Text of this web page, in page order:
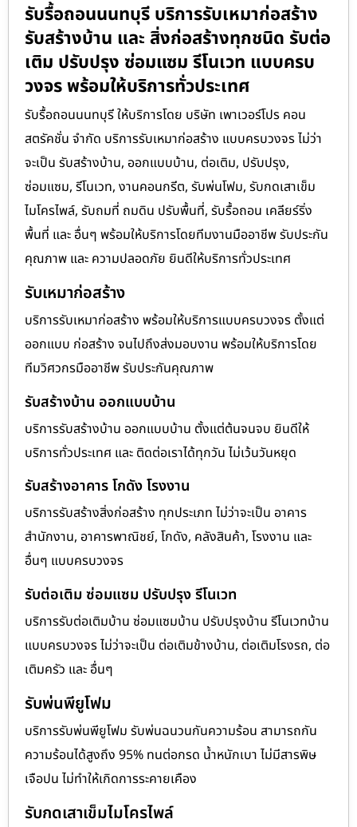
รับรื้อถอนนนทบุรี บริการรับเหมาก่อสร้าง
รับสร้างบ้าน และ สิ่งก่อสร้างทุกชนิด รับต่อ
เติม ปรับปรุง ซ่อมแซม รีโนเวท แบบครบ
วงจร พร้อมให้บริการทั่วประเทศ
รับรื้อถอนนนทบุรี ให้บริการโดย บริษัท เพาเวอร์โปร คอน
สตรัคชั่น จำกัด บริการรับเหมาก่อสร้าง แบบครบวงจร ไม่ว่า
จะเป็น รับสร้างบ้าน, ออกแบบบ้าน, ต่อเติม, ปรับปรุง,
ซ่อมแซม, รีโนเวท, งานคอนกรีต, รับพ่นโฟม, รับกดเสาเข็ม
ไมโครไพล์, รับถมที่ ถมดิน ปรับพื้นที่, รับรื้อถอน เคลียร์ริ่ง
พื้นที่ และ อื่นๆ พร้อมให้บริการโดยทีมงานมืออาชีพ รับประกัน
คุณภาพ และ ความปลอดภัย ยินดีให้บริการทั่วประเทศ
รับเหมาก่อสร้าง
บริการรับเหมาก่อสร้าง พร้อมให้บริการแบบครบวงจร ตั้งแต่
ออกแบบ ก่อสร้าง จนไปถึงส่งมอบงาน พร้อมให้บริการโดย
ทีมวิศวกรมืออาชีพ รับประกันคุณภาพ
รับสร้างบ้าน ออกแบบบ้าน
บริการรับสร้างบ้าน ออกแบบบ้าน ตั้งแต่ต้นจนจบ ยินดีให้
บริการทั่วประเทศ และ ติดต่อเราได้ทุกวัน ไม่เว้นวันหยุด
รับสร้างอาคาร โกดัง โรงงาน
บริการรับสร้างสิ่งก่อสร้าง ทุกประเภท ไม่ว่าจะเป็น อาคาร
สำนักงาน, อาคารพาณิชย์, โกดัง, คลังสินค้า, โรงงาน และ
อื่นๆ แบบครบวงจร
รับต่อเติม ซ่อมแซม ปรับปรุง รีโนเวท
บริการรับต่อเติมบ้าน ซ่อมแซมบ้าน ปรับปรุงบ้าน รีโนเวทบ้าน
แบบครบวงจร ไม่ว่าจะเป็น ต่อเติมข้างบ้าน, ต่อเติมโรงรถ, ต่อ
เติมครัว และ อื่นๆ
รับพ่นพียูโฟม
บริการรับพ่นพียูโฟม รับพ่นฉนวนกันความร้อน สามารถกัน
ความร้อนได้สูงถึง 95% ทนต่อกรด น้ำหนักเบา ไม่มีสารพิษ
เจือปน ไม่ทำให้เกิดการระคายเคือง
รับกดเสาเข็มไมโครไพล์